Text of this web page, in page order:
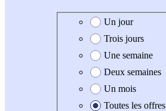
Date de création de l'offre
Un jour
Trois jours
Une semaine
Deux semaines
Un mois
Toutes les offres